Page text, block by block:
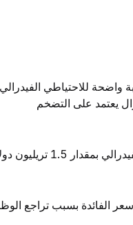
للاحتياطي
يعتمد على التضخم
تريليون دولار
الفائدة بسبب تراجع